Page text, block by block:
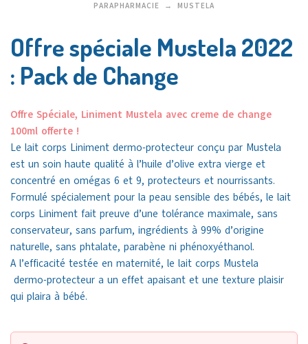
PARAPHARMACIE MUSTELA
Offre spéciale Mustela 2022
: Pack de Change
Offre Spéciale, Liniment Mustela avec creme de change
100ml offerte !
Le lait corps Liniment dermo-protecteur conçu par Mustela
est un soin haute qualité à l’huile d’olive extra vierge et
concentré en omégas 6 et 9, protecteurs et nourrissants.
Formulé spécialement pour la peau sensible des bébés, le lait
corps Liniment fait preuve d’une tolérance maximale, sans
conservateur, sans parfum, ingrédients à 99% d’origine
naturelle, sans phtalate, parabène ni phénoxyéthanol.
A l’efficacité testée en maternité, le lait corps Mustela
dermo-protecteur a un effet apaisant et une texture plaisir
qui plaira à bébé.